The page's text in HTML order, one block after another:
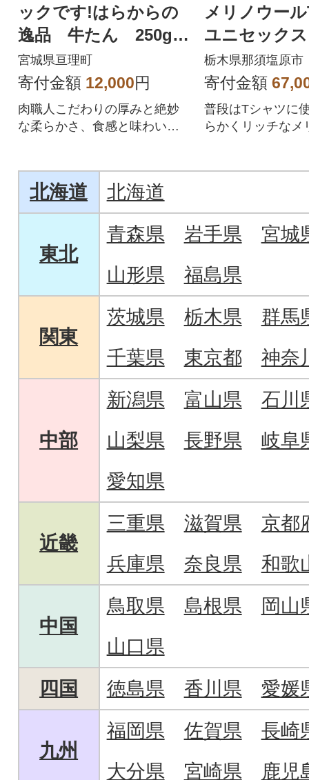
ックです!はらからの
逸品 牛たん 250g
秘伝の塩味職人仕込み
宮城県亘理町
寄付金額 12,000円
肉職人こだわりの厚みと絶妙
な柔らかさ、食感と味わい。
メリノウー
ユニセック
グレー Mサ
栃木県那須塩原市
寄付金額
普段はTシャツに
らかくリッチなメ
北海道 北海道
東北
青森県 岩手県
宮城
山形県
福島県
関東
茨城県 栃木県
群馬
千葉県
東京都 神奈
中部
新潟県 富山県
石川
山梨県
長野県
岐阜
愛知県
近畿
三重県 滋賀県
京都
兵庫県
奈良県 和歌
中国
鳥取県 島根県
岡山
山口県
四国
徳島県 香川県 愛媛
九州
福岡県 佐賀県
長崎
大分県
宮崎県 鹿児